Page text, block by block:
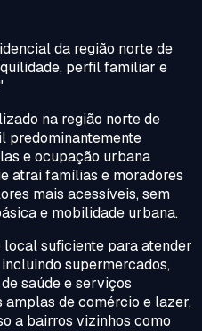
da região norte de
perfil familiar e
na região norte de
predominantemente
e ocupação urbana
atrai famílias e moradores
mais acessíveis, sem
e mobilidade urbana.
suficiente para atender
supermercados,
saúde e serviços
amplas de comércio e lazer,
a bairros vizinhos como